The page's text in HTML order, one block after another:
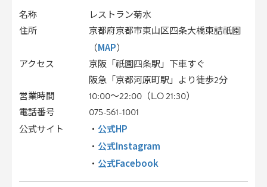
名称
レストラン菊水
住所
京都府京都市東山区四条大橋東詰祇園
（MAP）
アクセス
京阪「祇園四条駅」下車すぐ
阪急「京都河原町駅」より徒歩2分
営業時間
10:00～22:00（L.O 21:30）
電話番号
075-561-1001
公式サイト
・ 公式HP
・ 公式Instagram
・ 公式Facebook